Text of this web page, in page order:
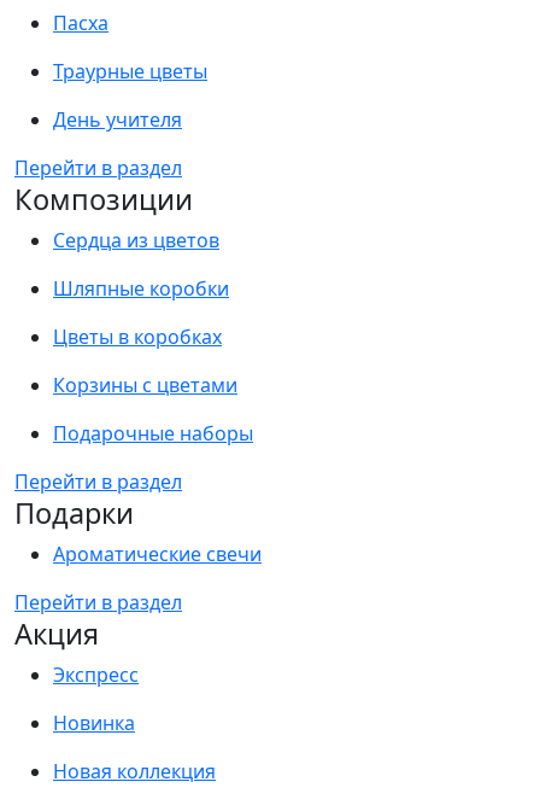
Пасха
Траурные цветы
День учителя
Перейти в раздел
Композиции
Сердца из цветов
Шляпные коробки
Цветы в коробках
Корзины с цветами
Подарочные наборы
Перейти в раздел
Подарки
Ароматические свечи
Перейти в раздел
Акция
Экспресс
Новинка
Новая коллекция